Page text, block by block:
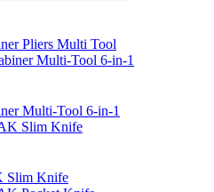
Pliers Multi Tool
Multi-Tool 6-in-1
Slim Knife